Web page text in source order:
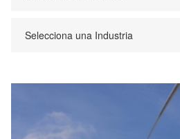
Selecciona una Industria